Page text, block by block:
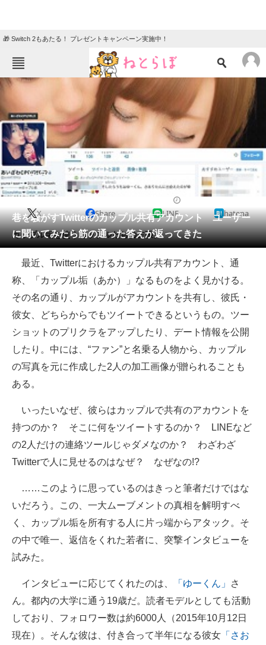
🎁 Switch 2もあたる！ プレゼントキャンペーン実施中！
ねとらぼメニュー
ニュース
エンタメ クイズ
グルメ
住まい 教育・育児
動物 リサーチ
会員記事
メディア
注目記事を集めた総合ページ
ITの今と未来を見通す
スマホと通信の最新トレンド
進化するPCとデバイスの未来
好きが集まる 比べて選べる
企業ITのトレンドを詳説
ITエンジニア向け専門サイト
製造業のIT導入・活用を支援
モノづくり技術者専門サイト
巷を騒がすTwitterのカップル共有アカウント ユーザー
に聞いてみたら筋の通った答えが返ってきた
X Share LINE hatena
カップル垢を使うカップルたちの主張。
最近、Twitterにおけるカップル共有アカウント、通
称、「カップル垢（あか）」なるものをよく見かける。
その名の通り、カップルがアカウントを共有し、彼氏・
彼女、どちらからでもツイートできるというもの。ツー
ショットのプリクラをアップしたり、デート情報を公開
したり。中には、“ファン”と名乗る人物から、カップル
の写真を元に作成した2人の加工画像が贈られることも
ある。
いったいなぜ、彼らはカップルで共有のアカウントを
持つのか？ そこに何をツイートするのか？ LINEなど
の2人だけの連絡ツールじゃダメなのか？ わざわざ
Twitterで人に見せるのはなぜ？ なぜなの!?
……このように思っているのはきっと筆者だけではな
いだろう。この、一大ムーブメントの真相を解明すべ
く、カップル垢を所有する人に片っ端からアタック。そ
の中で唯一、返信をくれた若者に、突撃インタビューを
試みた。
インタビューに応じてくれたのは、 「ゆーくん」
さ
ん。都内の大学に通う19歳だ。読者モデルとしても活動
しており、フォロワー数は約6000人（2015年10月12日
現在）。そんな彼は、付き合って半年になる彼女 「さお